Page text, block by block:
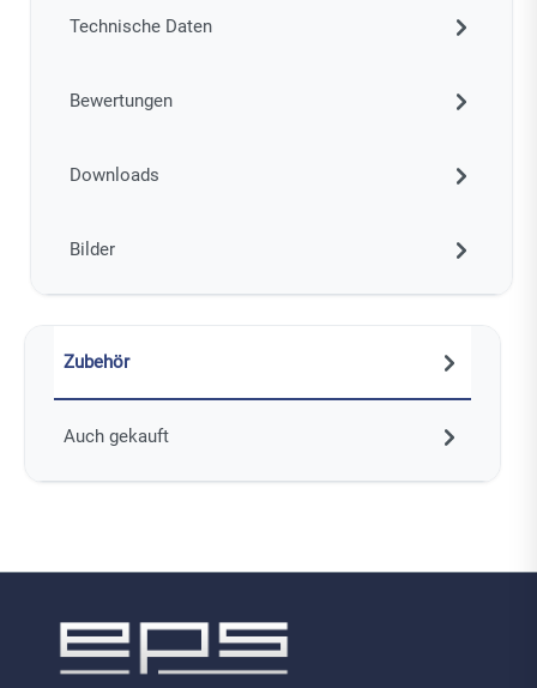
Technische Daten
Bewertungen
Downloads
Bilder
Zubehör
Auch gekauft